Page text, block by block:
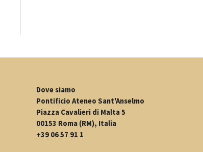
Dove siamo
Pontificio Ateneo Sant'Anselmo
Piazza Cavalieri di Malta 5
00153 Roma (RM), Italia
+39 06 57 91 1